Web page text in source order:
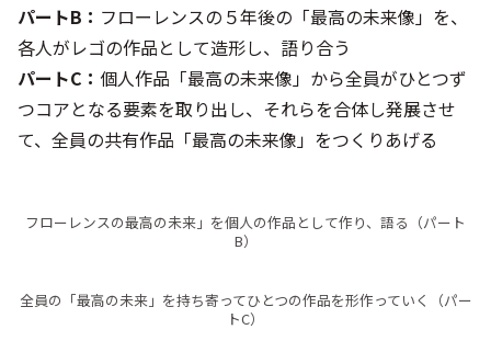
パートB： フローレンスの５年後の「最高の未来像」を、
各人がレゴの作品として造形し、語り合う
パートC： 個人作品「最高の未来像」から全員がひとつず
つコアとなる要素を取り出し、それらを合体し発展させ
て、全員の共有作品「最高の未来像」をつくりあげる
フローレンスの最高の未来」を個人の作品として作り、語る（パート
B）
全員の「最高の未来」を持ち寄ってひとつの作品を形作っていく（パー
トC）